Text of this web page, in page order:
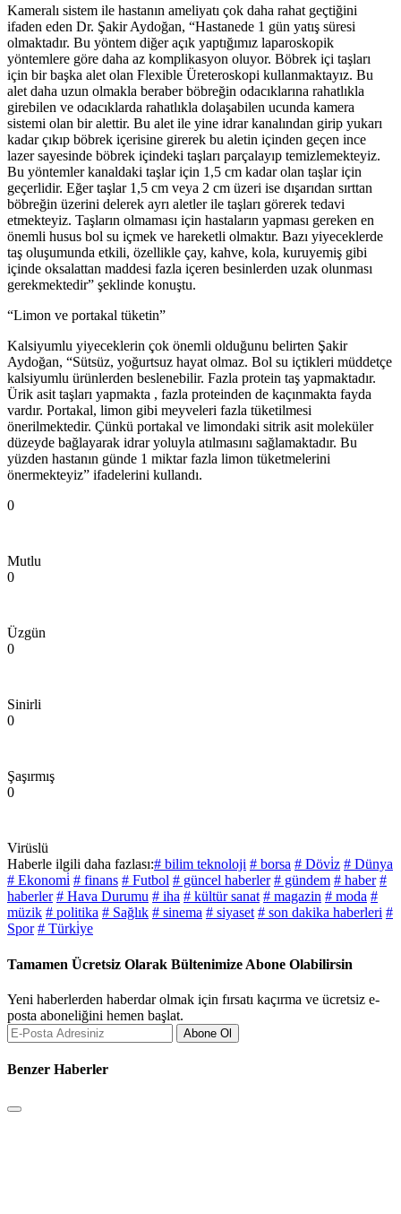
Kameralı sistem ile hastanın ameliyatı çok daha rahat geçtiğini
ifaden eden Dr. Şakir Aydoğan, “Hastanede 1 gün yatış süresi
olmaktadır. Bu yöntem diğer açık yaptığımız laparoskopik
yöntemlere göre daha az komplikasyon oluyor. Böbrek içi taşları
için bir başka alet olan Flexible Üreteroskopi kullanmaktayız. Bu
alet daha uzun olmakla beraber böbreğin odacıklarına rahatlıkla
girebilen ve odacıklarda rahatlıkla dolaşabilen ucunda kamera
sistemi olan bir alettir. Bu alet ile yine idrar kanalından girip yukarı
kadar çıkıp böbrek içerisine girerek bu aletin içinden geçen ince
lazer sayesinde böbrek içindeki taşları parçalayıp temizlemekteyiz.
Bu yöntemler kanaldaki taşlar için 1,5 cm kadar olan taşlar için
geçerlidir. Eğer taşlar 1,5 cm veya 2 cm üzeri ise dışarıdan sırttan
böbreğin üzerini delerek ayrı aletler ile taşları görerek tedavi
etmekteyiz. Taşların olmaması için hastaların yapması gereken en
önemli husus bol su içmek ve hareketli olmaktır. Bazı yiyeceklerde
taş oluşumunda etkili, özellikle çay, kahve, kola, kuruyemiş gibi
içinde oksalattan maddesi fazla içeren besinlerden uzak olunması
gerekmektedir” şeklinde konuştu.
“Limon ve portakal tüketin”
Kalsiyumlu yiyeceklerin çok önemli olduğunu belirten Şakir
Aydoğan, “Sütsüz, yoğurtsuz hayat olmaz. Bol su içtikleri müddetçe
kalsiyumlu ürünlerden beslenebilir. Fazla protein taş yapmaktadır.
Ürik asit taşları yapmakta , fazla proteinden de kaçınmakta fayda
vardır. Portakal, limon gibi meyveleri fazla tüketilmesi
önerilmektedir. Çünkü portakal ve limondaki sitrik asit moleküler
düzeyde bağlayarak idrar yoluyla atılmasını sağlamaktadır. Bu
yüzden hastanın günde 1 miktar fazla limon tüketmelerini
önermekteyiz” ifadelerini kullandı.
0
Mutlu
0
Üzgün
0
Sinirli
0
Şaşırmış
0
Virüslü
Haberle ilgili daha fazlası:# bilim teknoloji # borsa # Dövi̇z # Dünya
# Ekonomi̇ # finans # Futbol # güncel haberler # gündem # haber #
haberler # Hava Durumu # iha # kültür sanat # magazin # moda #
müzik # politika # Sağlık # sinema # siyaset # son dakika haberleri #
Spor # Türki̇ye
Tamamen Ücretsiz Olarak Bültenimize Abone Olabilirsin
Yeni haberlerden haberdar olmak için fırsatı kaçırma ve ücretsiz e-
posta aboneliğini hemen başlat.
Abone Ol
Benzer Haberler